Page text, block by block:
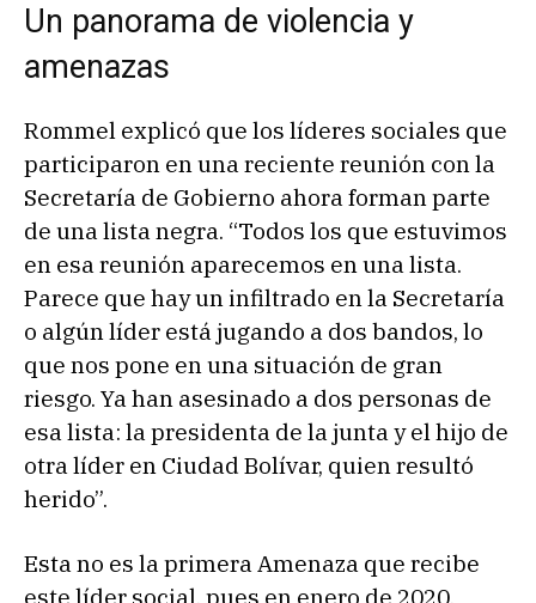
Un panorama de violencia y
amenazas
Rommel explicó que los líderes sociales que
participaron en una reciente reunión con la
Secretaría de Gobierno ahora forman parte
de una lista negra. “Todos los que estuvimos
en esa reunión aparecemos en una lista.
Parece que hay un infiltrado en la Secretaría
o algún líder está jugando a dos bandos, lo
que nos pone en una situación de gran
riesgo. Ya han asesinado a dos personas de
esa lista: la presidenta de la junta y el hijo de
otra líder en Ciudad Bolívar, quien resultó
herido”.
Esta no es la primera Amenaza que recibe
este líder social, pues en enero de 2020,